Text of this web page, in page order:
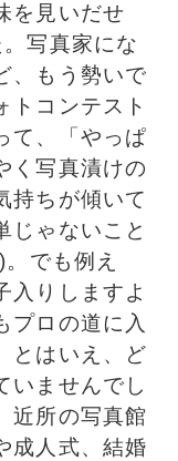
を見いだせ
写真家にな
、もう勢いで
トコンテスト
て、「やっぱ
く写真漬けの
持ちが傾いて
じゃないこと
でも例え
入りしますよ
プロの道に入
とはいえ、ど
いませんでし
近所の写真館
成人式、結婚